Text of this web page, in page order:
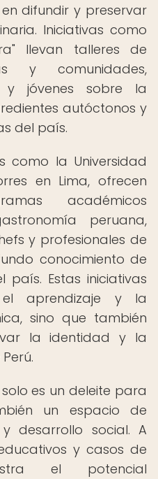
difundir y preservar
Iniciativas como
llevan talleres de
y comunidades,
y jóvenes sobre la
autóctonos y
del país.
como la Universidad
en Lima, ofrecen
académicos
peruana,
y profesionales de
conocimiento de
Estas iniciativas
aprendizaje y la
sino que también
la identidad y la
es un deleite para
un espacio de
y desarrollo social. A
y casos de
el potencial